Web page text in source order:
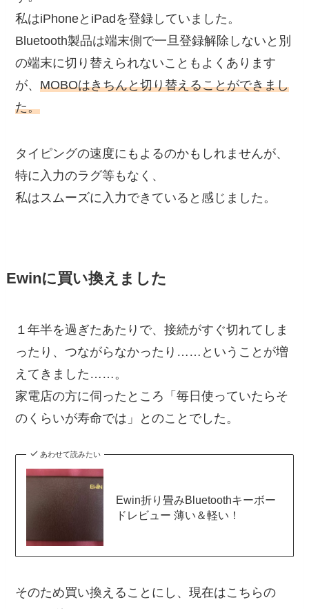
私はiPhoneとiPadを登録していました。
Bluetooth製品は端末側で一旦登録解除しないと別
の端末に切り替えられないこともよくあります
が、MOBOはきちんと切り替えることができまし
た。
タイピングの速度にもよるのかもしれませんが、
特に入力のラグ等もなく、
私はスムーズに入力できていると感じました。
Ewinに買い換えました
１年半を過ぎたあたりで、接続がすぐ切れてしま
ったり、つながらなかったり……ということが増
えてきました……。
家電店の方に伺ったところ「毎日使っていたらそ
のくらいが寿命では」とのことでした。
あわせて読みたい
Ewin折り畳みBluetoothキーボー
ドレビュー 薄い＆軽い！
そのため買い換えることにし、現在はこちらの